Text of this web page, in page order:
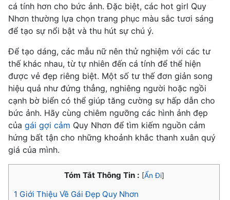
cá tính hơn cho bức ảnh. Đặc biệt, các hot girl Quy
Nhơn thường lựa chọn trang phục màu sắc tươi sáng
để tạo sự nổi bật và thu hút sự chú ý.
Để tạo dáng, các mẫu nữ nên thử nghiệm với các tư
thế khác nhau, từ tự nhiên đến cá tính để thể hiện
được vẻ đẹp riêng biệt. Một số tư thế đơn giản song
hiệu quả như đứng thẳng, nghiêng người hoặc ngồi
cạnh bờ biển có thể giúp tăng cường sự hấp dẫn cho
bức ảnh. Hãy cùng chiêm ngưỡng các hình ảnh đẹp
của gái gợi cảm Quy Nhơn để tìm kiếm nguồn cảm
hứng bất tận cho những khoảnh khắc thanh xuân quý
giá của mình.
Tóm Tắt Thông Tin : [Ẩn Đi]
1 Giới Thiệu Về Gái Đẹp Quy Nhơn